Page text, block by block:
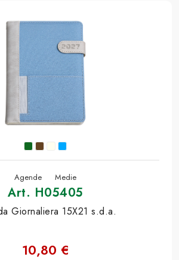
Agende Medie
Art. H05405
Giornaliera 15X21 s.d.a.
10,80 €